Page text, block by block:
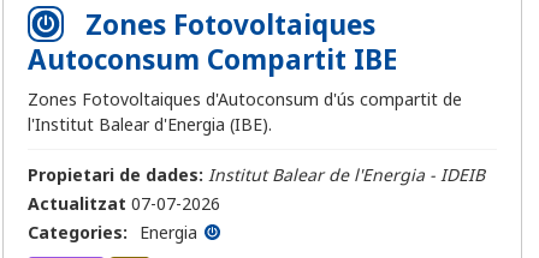
Zones Fotovoltaiques
Autoconsum Compartit IBE
Zones Fotovoltaiques d'Autoconsum d'ús compartit de
l'Institut Balear d'Energia (IBE).
Propietari de dades: Institut Balear de l'Energia - IDEIB
Actualitzat 07-07-2026
Categories:
Energia